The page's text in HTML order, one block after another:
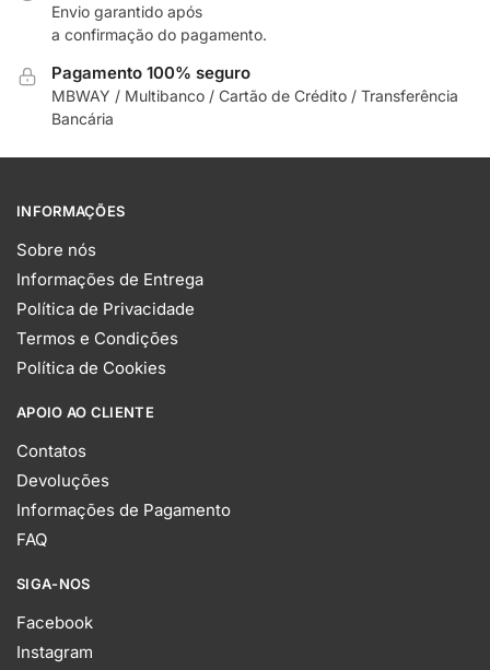
Envio garantido após
a confirmação do pagamento.
Pagamento 100% seguro
MBWAY / Multibanco / Cartão de Crédito / Transferência
Bancária
INFORMAÇÕES
Sobre nós
Informações de Entrega
Política de Privacidade
Termos e Condições
Política de Cookies
APOIO AO CLIENTE
Contatos
Devoluções
Informações de Pagamento
FAQ
SIGA-NOS
Facebook
Instagram